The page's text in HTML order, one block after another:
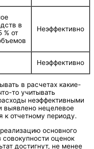
в
% от
Неэффективно
Неэффективно
в расчетах какие-
то учитывать
неэффективными
выявлено нецелевое
к отчетному периоду.
основного
оценок
достигнут, не менее